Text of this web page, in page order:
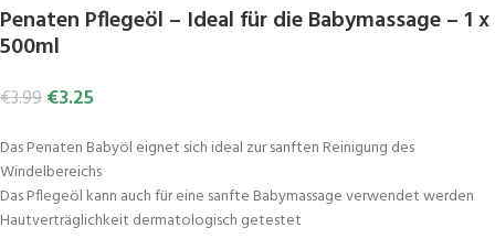
Penaten Pflegeöl – Ideal für die Babymassage – 1 x
500ml
€3.99€3.25
Das Penaten Babyöl eignet sich ideal zur sanften Reinigung des
Windelbereichs
Das Pflegeöl kann auch für eine sanfte Babymassage verwendet werden
Hautverträglichkeit dermatologisch getestet